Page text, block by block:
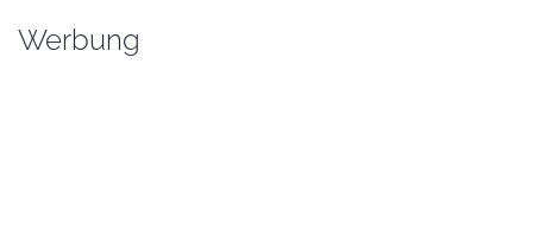
Werbung